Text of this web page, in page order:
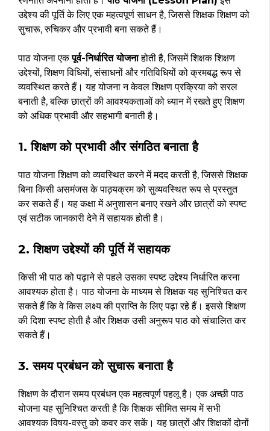
उद्देश्य की पूर्ति के लिए एक महत्वपूर्ण साधन है, जिससे शिक्षक शिक्षण को
सुचारू, रुचिकर और प्रभावी बना सकते हैं।
पाठ योजना एकपूर्व-निर्धारित योजनाहोती है, जिसमें शिक्षक शिक्षण
उद्देश्यों, शिक्षण विधियों, संसाधनों और गतिविधियों को क्रमबद्ध रूप से
व्यवस्थित करते हैं। यह योजना न केवल शिक्षण प्रक्रिया को सरल
बनाती है, बल्कि छात्रों की आवश्यकताओं को ध्यान में रखते हुए शिक्षण
को अधिक प्रभावी और सहभागी बनाती है।
1. शिक्षण को प्रभावी और संगठित बनाता है
पाठ योजना शिक्षण को व्यवस्थित करने में मदद करती है, जिससे शिक्षक
बिना किसी असमंजस के पाठ्यक्रम को सुव्यवस्थित रूप से प्रस्तुत
कर सकते हैं। यह कक्षा में अनुशासन बनाए रखने और छात्रों को स्पष्ट
एवं सटीक जानकारी देने में सहायक होती है।
2. शिक्षण उद्देश्यों की पूर्ति में सहायक
किसी भी पाठ को पढ़ाने से पहले उसका स्पष्ट उद्देश्य निर्धारित करना
आवश्यक होता है। पाठ योजना के माध्यम से शिक्षक यह सुनिश्चित कर
सकते हैं कि वे किस लक्ष्य की प्राप्ति के लिए पढ़ा रहे हैं। इससे शिक्षण
की दिशा स्पष्ट होती है और शिक्षक उसी अनुरूप पाठ को संचालित कर
सकते हैं।
3. समय प्रबंधन को सुचारू बनाता है
शिक्षण के दौरान समय प्रबंधन एक महत्वपूर्ण पहलू है। एक अच्छी पाठ
योजना यह सुनिश्चित करती है कि शिक्षक सीमित समय में सभी
आवश्यक विषय-वस्तु को कवर कर सकें। यह छात्रों और शिक्षकों दोनों